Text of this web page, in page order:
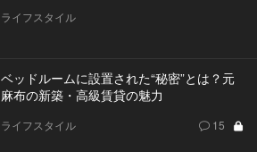
ライフスタイル
ベッドルームに設置された“秘密”とは？元
麻布の新築・高級賃貸の魅力
ライフスタイル 15